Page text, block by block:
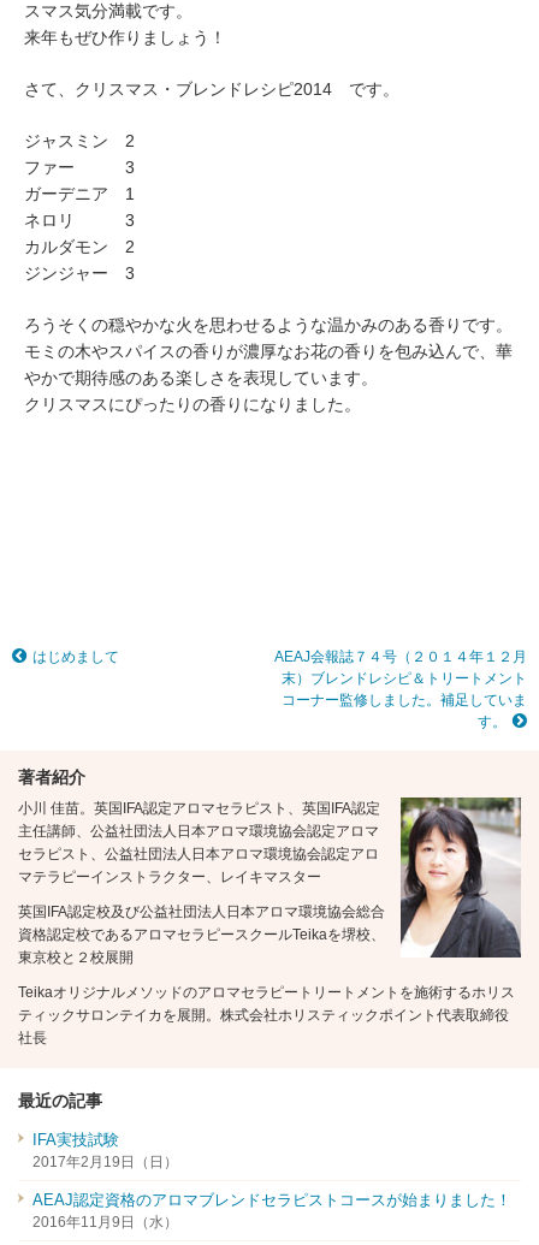
スマス気分満載です。
来年もぜひ作りましょう！
さて、クリスマス・ブレンドレシピ2014 です。
ジャスミン 2
ファー 3
ガーデニア 1
ネロリ 3
カルダモン 2
ジンジャー 3
ろうそくの穏やかな火を思わせるような温かみのある香りです。
モミの木やスパイスの香りが濃厚なお花の香りを包み込んで、華
やかで期待感のある楽しさを表現しています。
クリスマスにぴったりの香りになりました。
はじめまして
AEAJ会報誌７４号（２０１４年１２月
末）ブレンドレシピ＆トリートメント
コーナー監修しました。補足していま
す。
著者紹介
小川 佳苗。英国IFA認定アロマセラピスト、英国IFA認定
主任講師、公益社団法人日本アロマ環境協会認定アロマ
セラピスト、公益社団法人日本アロマ環境協会認定アロ
マテラピーインストラクター、レイキマスター
英国IFA認定校及び公益社団法人日本アロマ環境協会総合
資格認定校であるアロマセラピースクールTeikaを堺校、
東京校と２校展開
Teikaオリジナルメソッドのアロマセラピートリートメントを施術するホリス
ティックサロンテイカを展開。株式会社ホリスティックポイント代表取締役
社長
最近の記事
IFA実技試験
2017年2月19日（日）
AEAJ認定資格のアロマブレンドセラピストコースが始まりました！
2016年11月9日（水）